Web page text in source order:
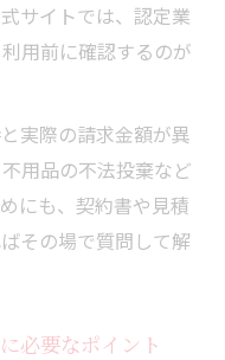
サイトでは、認定業
用前に確認するのが
実際の請求金額が異
用品の不法投棄など
にも、契約書や見積
その場で質問して解
必要なポイント